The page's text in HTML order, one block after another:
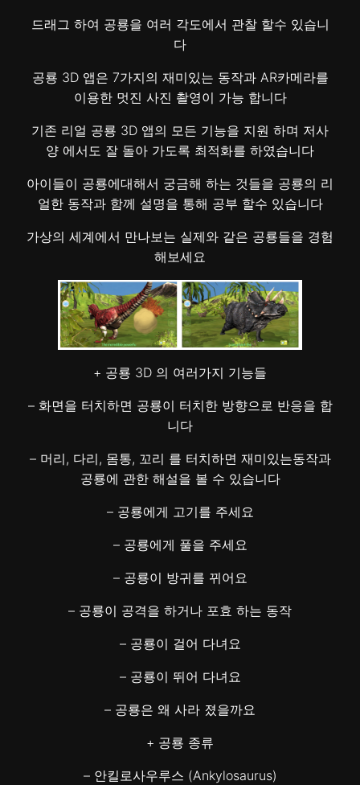
드래그 하여 공룡을 여러 각도에서 관찰 할수 있습니
다
공룡 3D 앱은 7가지의 재미있는 동작과 AR카메라를
이용한 멋진 사진 촬영이 가능 합니다
기존 리얼 공룡 3D 앱의 모든 기능을 지원 하며 저사
양 에서도 잘 돌아 가도록 최적화를 하였습니다
아이들이 공룡에대해서 궁금해 하는 것들을 공룡의 리
얼한 동작과 함께 설명을 통해 공부 할수 있습니다
가상의 세계에서 만나보는 실제와 같은 공룡들을 경험
해보세요
+ 공룡 3D 의 여러가지 기능들
– 화면을 터치하면 공룡이 터치한 방향으로 반응을 합
니다
– 머리, 다리, 몸통, 꼬리 를 터치하면 재미있는동작과
공룡에 관한 해설을 볼 수 있습니다
– 공룡에게 고기를 주세요
– 공룡에게 풀을 주세요
– 공룡이 방귀를 뀌어요
– 공룡이 공격을 하거나 포효 하는 동작
– 공룡이 걸어 다녀요
– 공룡이 뛰어 다녀요
– 공룡은 왜 사라 졌을까요
+ 공룡 종류
– 안킬로사우루스 (Ankylosaurus)